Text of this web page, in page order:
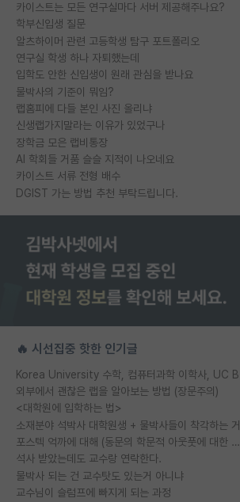
카이스트는 모든 연구실마다 서버 제공해주나요?
학부신입생 질문
알츠하이머 관련 고등학생 탐구 포트폴리오
연구실 학생 하나 자퇴했는데
입학도 안한 신입생이 원래 관심을 받나요
물박사의 기준이 뭐임?
랩홈피에 다들 본인 사진 올리냐
신생랩가지말라는 이유가 있었구나
장학금 모은 랩비통장
AI 학회들 거품 슬슬 지적이 나오네요
카이스트 서류 전형 배수
DGIST 가는 방법 추천 부탁드립니다.
🔥 시선집중 핫한 인기글
외부에서 괜찮은 랩을 알아보는 방법 (장문주의)
<대학원에 입학하는 법>
소재분야 석박사 대학원생 + 물박사들이 착각하는 거
포스텍 억까에 대해 (동문의 학문적 아웃풋에 대한 반박)
석사 받았는데도 교수랑 연락한다.
물박사 되는 건 교수탓도 있는거 아니냐
교수님이 슬럼프에 빠지게 되는 과정